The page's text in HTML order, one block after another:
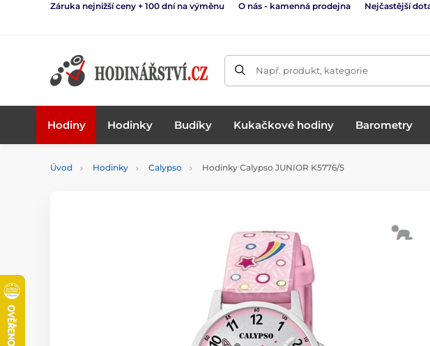
Záruka nejnižší ceny + 100 dní na výměnu O nás - kamenná prodejna Nejčastější
Např. produkt, kategorie
Hodiny Hodinky Budíky Kukačkové hodiny Barometry
Úvod Hodinky Calypso Hodinky Calypso JUNIOR K5776/5